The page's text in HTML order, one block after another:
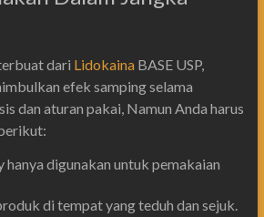
dari LidokainaBASE USP,
efek samping selama
dan aturan pakai, Namun Anda harus
hanya digunakan untuk pemakaian
di tempat yang teduh dan sejuk.